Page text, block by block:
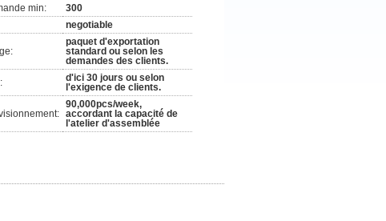
min:
300
negotiable
paquet d'exportation
standard ou selon les
demandes des clients.
d'ici 30 jours ou selon
l'exigence de clients.
90,000pcs/week,
accordant la capacité de
l'atelier d'assemblée